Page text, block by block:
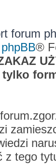
forum
phpBB®
tylko
tego